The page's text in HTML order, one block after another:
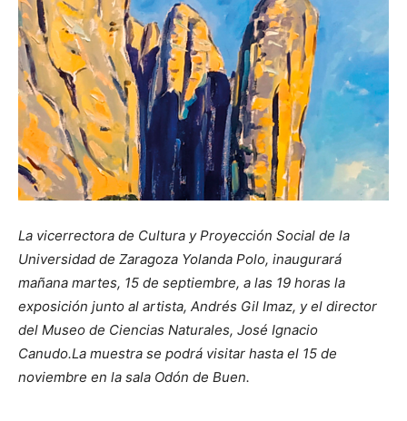
La vicerrectora de Cultura y Proyección Social de la
Universidad de Zaragoza Yolanda Polo, inaugurará
mañana martes, 15 de septiembre, a las 19 horas la
exposición junto al artista, Andrés Gil Imaz, y el director
del Museo de Ciencias Naturales, José Ignacio
Canudo.La muestra se podrá visitar hasta el 15 de
noviembre en la sala Odón de Buen.